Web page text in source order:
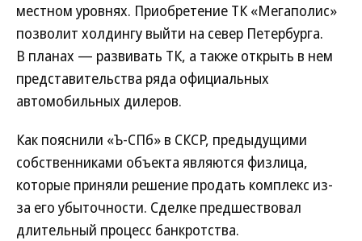
местном уровнях. Приобретение ТК «Мегаполис»
позволит холдингу выйти на север Петербурга.
В планах — развивать ТК, а также открыть в нем
представительства ряда официальных
автомобильных дилеров.
Как пояснили «Ъ-СПб» в СКСР, предыдущими
собственниками объекта являются физлица,
которые приняли решение продать комплекс из-
за его убыточности. Сделке предшествовал
длительный процесс банкротства.